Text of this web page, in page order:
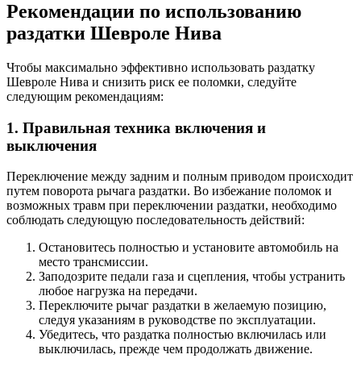
Рекомендации по использованию
раздатки Шевроле Нива
Чтобы максимально эффективно использовать раздатку
Шевроле Нива и снизить риск ее поломки, следуйте
следующим рекомендациям:
1. Правильная техника включения и
выключения
Переключение между задним и полным приводом происходит
путем поворота рычага раздатки. Во избежание поломок и
возможных травм при переключении раздатки, необходимо
соблюдать следующую последовательность действий:
Остановитесь полностью и установите автомобиль на
место трансмиссии.
Заподозрите педали газа и сцепления, чтобы устранить
любое нагрузка на передачи.
Переключите рычаг раздатки в желаемую позицию,
следуя указаниям в руководстве по эксплуатации.
Убедитесь, что раздатка полностью включилась или
выключилась, прежде чем продолжать движение.